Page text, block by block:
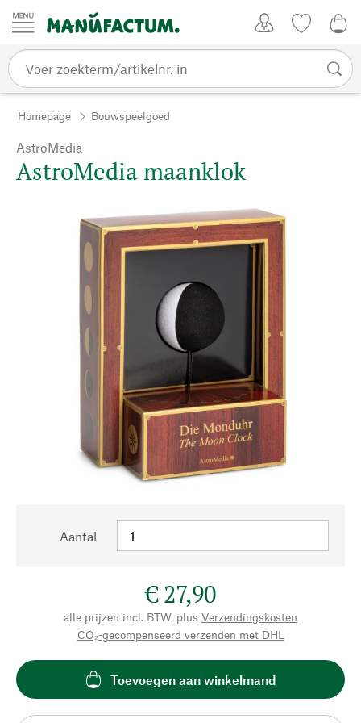
Passer au contenu
Homepage Bouwspeelgoed
AstroMedia
AstroMedia maanklok
Aantal
€ 27,90
alle prijzen incl. BTW, plus Verzendingskosten
CO₂-gecompenseerd verzenden met DHL
Toevoegen aan winkelmand